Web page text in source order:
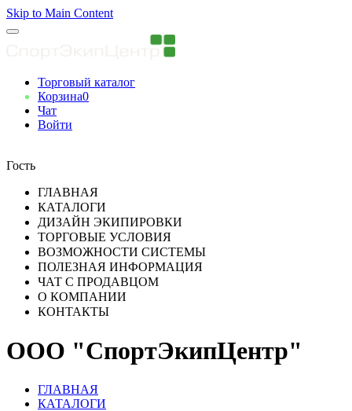
Skip to Main Content
Торговый каталог
Корзина0
Чат
Войти
Гость
ГЛАВНАЯ
КАТАЛОГИ
ДИЗАЙН ЭКИПИРОВКИ
ТОРГОВЫЕ УСЛОВИЯ
ВОЗМОЖНОСТИ СИСТЕМЫ
ПОЛЕЗНАЯ ИНФОРМАЦИЯ
ЧАТ С ПРОДАВЦОМ
О КОМПАНИИ
КОНТАКТЫ
ООО "СпортЭкипЦентр"
ГЛАВНАЯ
КАТАЛОГИ